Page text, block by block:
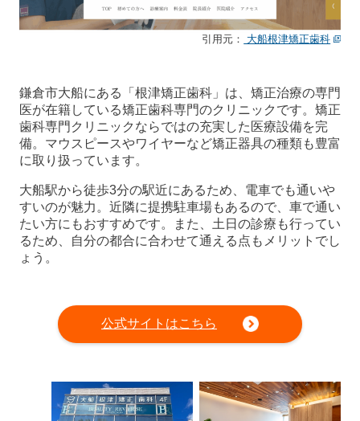
引用元： 大船根津矯正歯科
鎌倉市大船にある「根津矯正歯科」は、矯正治療の専門
医が在籍している矯正歯科専門のクリニックです。矯正
歯科専門クリニックならではの充実した医療設備を完
備。マウスピースやワイヤーなど矯正器具の種類も豊富
に取り扱っています。
大船駅から徒歩3分の駅近にあるため、電車でも通いや
すいのが魅力。近隣に提携駐車場もあるので、車で通い
たい方にもおすすめです。また、土日の診療も行ってい
るため、自分の都合に合わせて通える点もメリットでし
ょう。
公式サイトはこちら